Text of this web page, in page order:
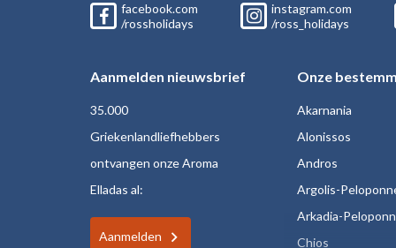
facebook.com
/rossholidays
instagram.com
/ross_holidays
Aanmelden nieuwsbrief
35.000
Griekenlandliefhebbers
ontvangen onze Aroma
Elladas al:
Aanmelden
Onze
Akarnania
Alonissos
Andros
Argolis-
Arkadia-
Chios